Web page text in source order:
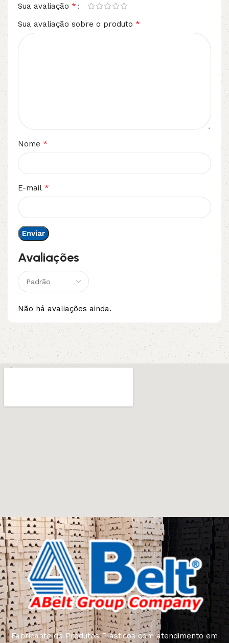
Avaliações
Não há avaliações ainda.
Sua avaliação *
Sua avaliação sobre o produto *
Nome *
E-mail *
Fabricante de Produtos Plásticos com atendimento em